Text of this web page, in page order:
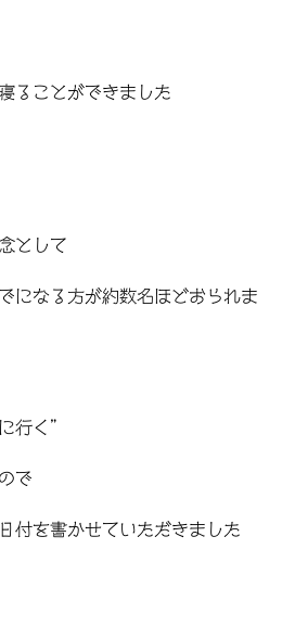
ることができました
として
になる方が約数名ほどおられま
行く”
で
付を書かせていただきました